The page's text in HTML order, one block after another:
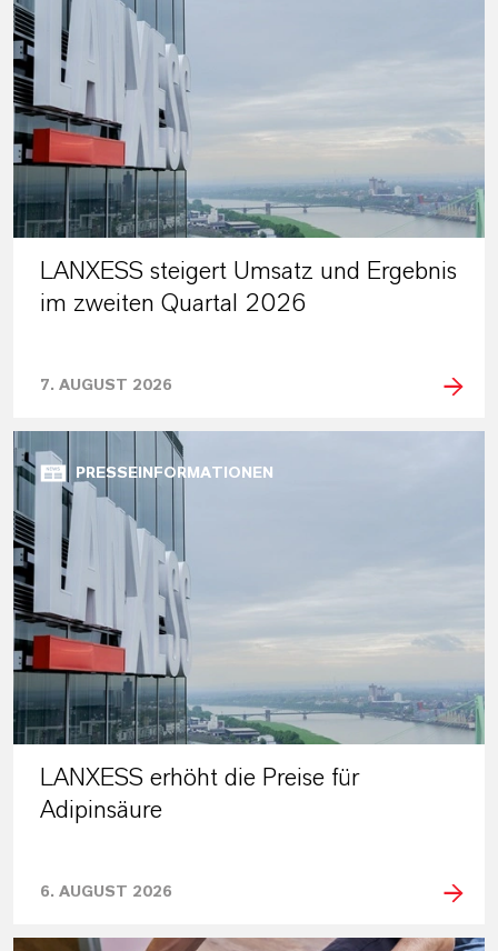
LANXESS steigert Umsatz und Ergebnis
im zweiten Quartal 2026
7. AUGUST 2026
PRESSEINFORMATIONEN
LANXESS erhöht die Preise für
Adipinsäure
6. AUGUST 2026